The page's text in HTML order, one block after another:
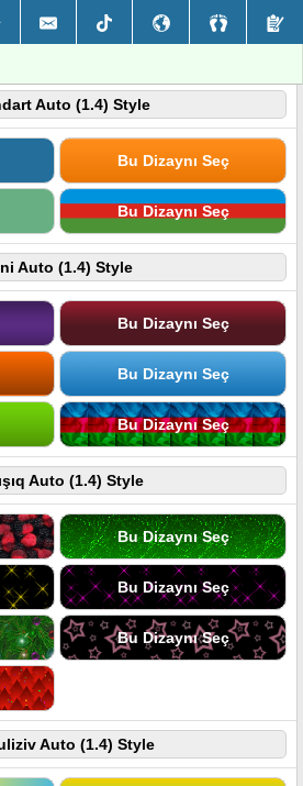
Auto (1.4) Style
Bu Dizaynı Seç
Bu Dizaynı Seç
Auto (1.4) Style
Bu Dizaynı Seç
Bu Dizaynı Seç
Bu Dizaynı Seç
Auto (1.4) Style
Bu Dizaynı Seç
Bu Dizaynı Seç
Bu Dizaynı Seç
Auto (1.4) Style